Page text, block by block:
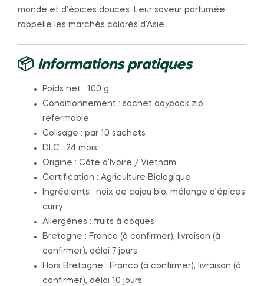
monde et d’épices douces. Leur saveur parfumée
rappelle les marchés colorés d’Asie.
📦 Informations pratiques
Poids net : 100 g
Conditionnement : sachet doypack zip
refermable
Colisage : par 10 sachets
DLC : 24 mois
Origine : Côte d’Ivoire / Vietnam
Certification : Agriculture Biologique
Ingrédients : noix de cajou bio, mélange d’épices
curry
Allergènes : fruits à coques
Bretagne : Franco (à confirmer), livraison (à
confirmer), délai 7 jours
Hors Bretagne : Franco (à confirmer), livraison (à
confirmer), délai 10 jours